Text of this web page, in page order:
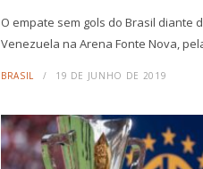
O empate sem gols do Brasil diante
Venezuela na Arena Fonte Nova,
BRASIL 19 DE JUNHO DE 2019